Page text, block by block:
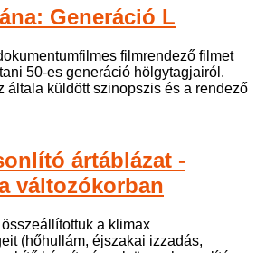
Generáció L
filmrendező filmet
50-es generáció hölgytagjairól.
általa küldött szinopszis és a rendező
ártáblázat -
változókorban
a klimax
(hőhullám, éjszakai izzadás,